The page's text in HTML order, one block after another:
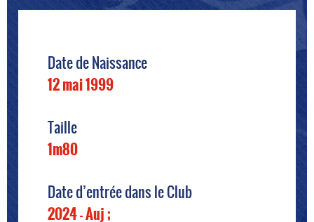
Date de Naissance
12 mai 1999
Taille
1m80
Date d’entrée dans le Club
2024 - Auj ;